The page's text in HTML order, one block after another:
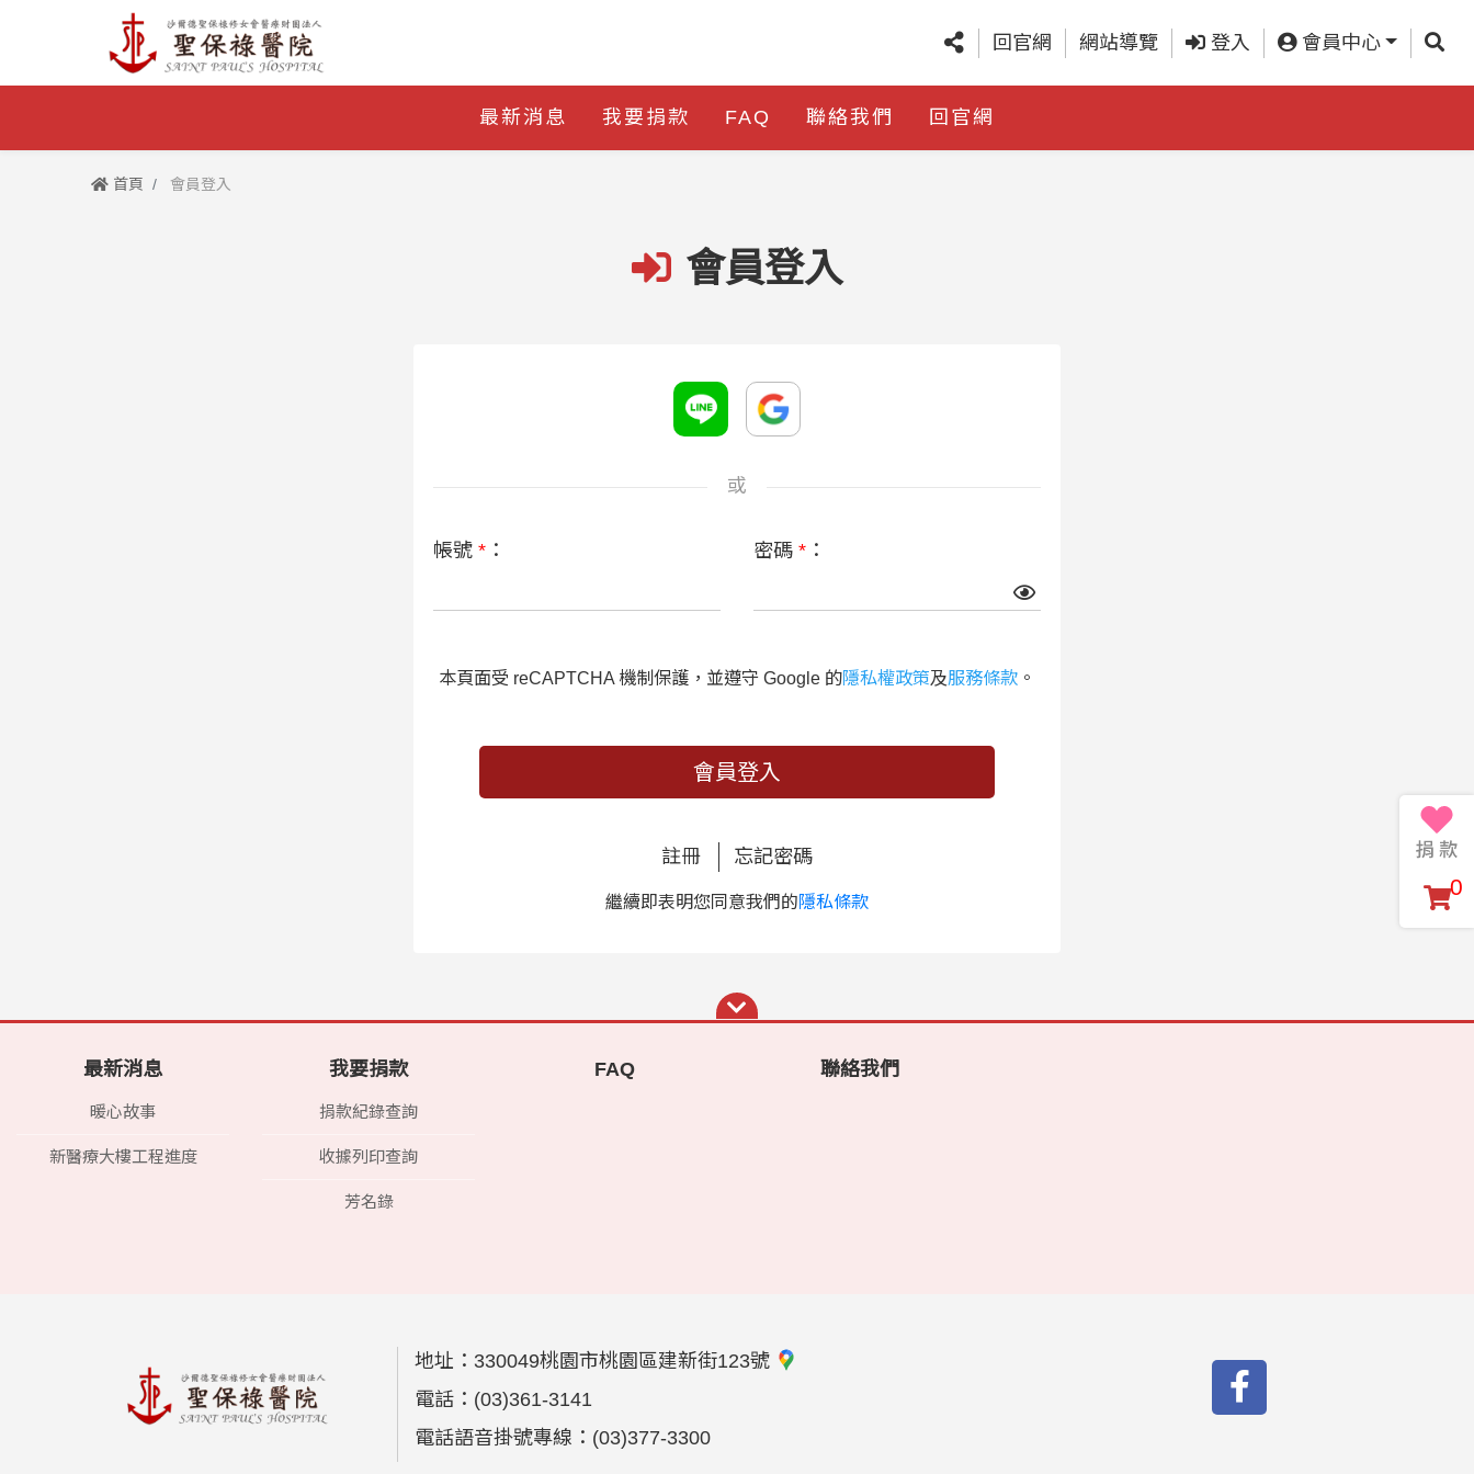
回官網 網站導覽 登入 會員中心 查詢
最新消息 我要捐款 FAQ 聯絡我們 回官網
首頁 會員登入
會員登入
或
帳號 * ： 密碼 * ：
本頁面受 reCAPTCHA 機制保護，並遵守 Google 的隱私權政策及服務條款 。
會員登入
註冊 忘記密碼
繼續即表明您同意我們的隱私條款
最新消息
暖心故事
新醫療大樓工程進度
我要捐款
捐款紀錄查詢
收據列印查詢
芳名錄
FAQ 聯絡我們
地址： 330049桃園市桃園區建新街123號
電話： (03)361-3141
電話語音掛號專線： (03)377-3300
0